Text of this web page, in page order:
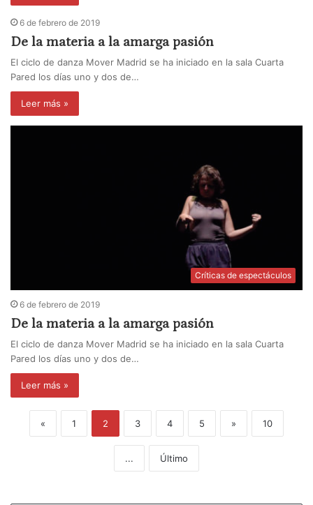
6 de febrero de 2019
De la materia a la amarga pasión
El ciclo de danza Mover Madrid se ha iniciado en la sala Cuarta
Pared los días uno y dos de…
Leer más »
Críticas de espectáculos
6 de febrero de 2019
De la materia a la amarga pasión
El ciclo de danza Mover Madrid se ha iniciado en la sala Cuarta
Pared los días uno y dos de…
Leer más »
« 1 2 3 4 5 » 10
... Último